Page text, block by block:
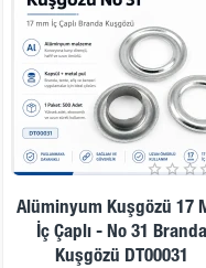
Alüminyum Kuşgözü 17
İç Çaplı - No 31 Branda
Kuşgözü DT00031